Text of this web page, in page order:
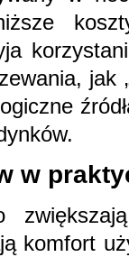
jak
w
komfort